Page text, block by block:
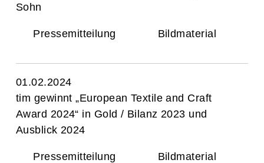
Sohn
Pressemitteilung Bildmaterial
01.02.2024
tim gewinnt „European Textile and Craft
Award 2024“ in Gold / Bilanz 2023 und
Ausblick 2024
Pressemitteilung Bildmaterial